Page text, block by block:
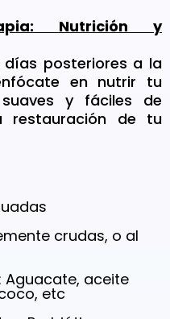
Nutrición y
días posteriores a la
en nutrir tu
y fáciles de
restauración de tu
crudas, o al
Aguacate, aceite
etc